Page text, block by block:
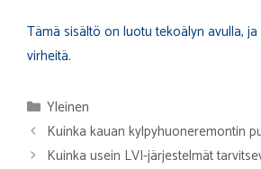
Tämä sisältö on luotu tekoälyn avulla,
virheitä.
Kategoriat
Yleinen
Kuinka kauan kylpyhuoneremontin
Kuinka usein LVI-järjestelmät